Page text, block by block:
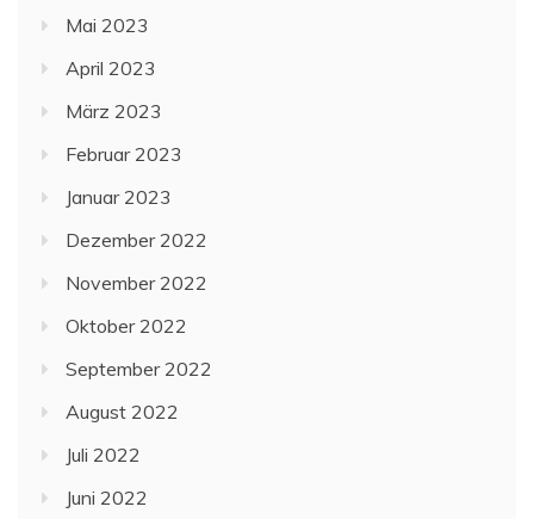
Mai 2023
April 2023
März 2023
Februar 2023
Januar 2023
Dezember 2022
November 2022
Oktober 2022
September 2022
August 2022
Juli 2022
Juni 2022